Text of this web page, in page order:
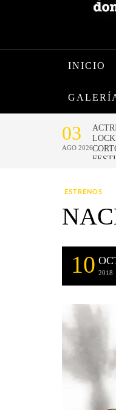
INICIO
ESTRENOS
10 2018